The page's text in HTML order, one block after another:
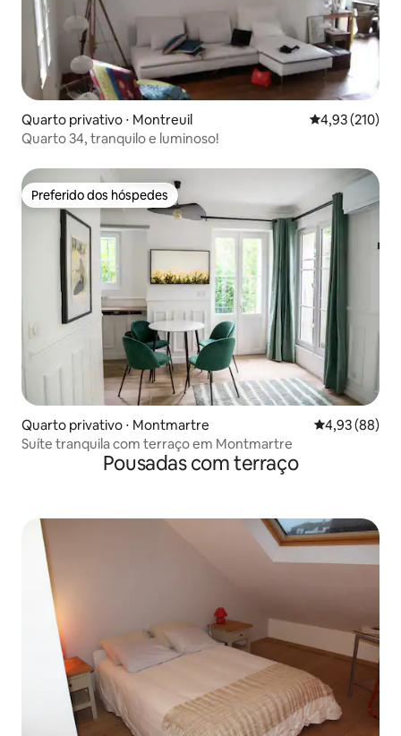
Quarto privativo ⋅ Montreuil 4,93 de uma
4,93 (210)
Quarto 34, tranquilo e luminoso!
Preferido dos hóspedes
Preferido dos hóspedes
Quarto privativo ⋅ Montmartre 4,93 de uma
4,93 (88)
Suíte tranquila com terraço em Montmartre
Pousadas com terraço